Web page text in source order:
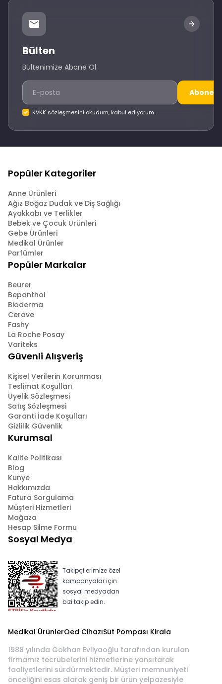
Bülten
Bültenimize Abone Ol
Abone
KVKK sözleşmesini okudum, kabul ediyorum.
Popüler Kategoriler
Anne Ürünleri
Ağız Boğaz Dudak ve Diş Sağlığı
Ayakkabı ve Terlikler
Bebek ve Çocuk Ürünleri
Gebe Ürünleri
Medikal Ürünler
Parfümler
Popüler Markalar
Beurer
Bepanthol
Bioderma
Cerave
Fashy
La Roche Posay
Variteks
Güvenli Alışveriş
Kişisel Verilerin Korunması
Teslimat Koşulları
Üyelik Sözleşmesi
Satış Sözleşmesi
Garanti İade Koşulları
Gizlilik Güvenlik
Kurumsal
Kalite Politikası
Blog
Künye
Hakkımızda
Fatura Sorgulama
Müşteri Hizmetleri
Mağaza
Hesap Silme Formu
Sosyal Medya
Takipçilerimize özel
kampanyalar için
sosyal medyadan
bizi takip edin.
Medikal ÜrünlerOed CihazıSüt Pompası Kirala
1988 yılında Gökhan Evliyaoğlu tarafından kurulan
firmamız tecrübelerini hizmetlerine yansıtarak
faaliyetlerini sürdürmektedir. Müşteri memnuniyeti
önceliğini esas alarak geniş bir ürün yelpazesiyle